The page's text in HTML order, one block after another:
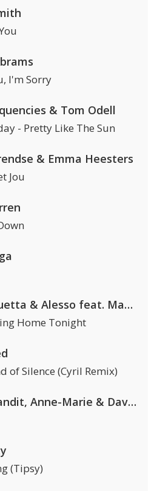
I'm Sorry
& Tom Odell
- Pretty Like The Sun
& Emma Heesters
Jou
David Guetta & Alesso feat. Madison Love
Home Tonight
of Silence (Cyril Remix)
Clean Bandit, Anne-Marie & David Guetta
(Tipsy)